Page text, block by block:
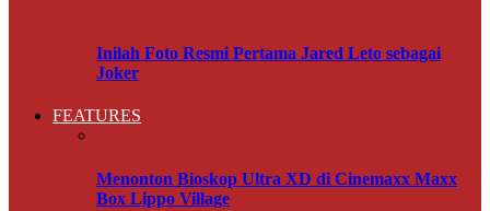
Inilah Foto Resmi Pertama Jared Leto sebagai
Joker
FEATURES
Menonton Bioskop Ultra XD di Cinemaxx Maxx
Box Lippo Village